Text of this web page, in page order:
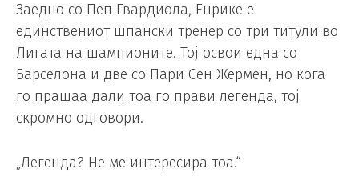
Заедно со Пеп Гвардиола, Енрике е
единствениот шпански тренер со три титули во
Лигата на шампионите. Тој освои една со
Барселона и две со Пари Сен Жермен, но кога
го прашаа дали тоа го прави легенда, тој
скромно одговори.
„Легенда? Не ме интересира тоа.“